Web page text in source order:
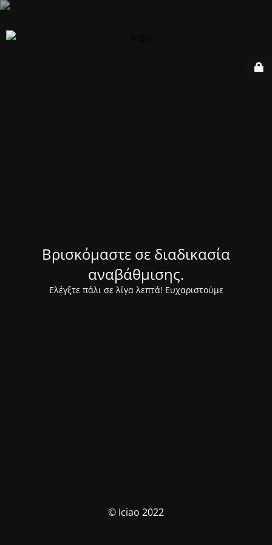
Βρισκόμαστε σε διαδικασία
αναβάθμισης.
Ελέγξτε πάλι σε λίγα λεπτά! Ευχαριστούμε
© Iciao 2022